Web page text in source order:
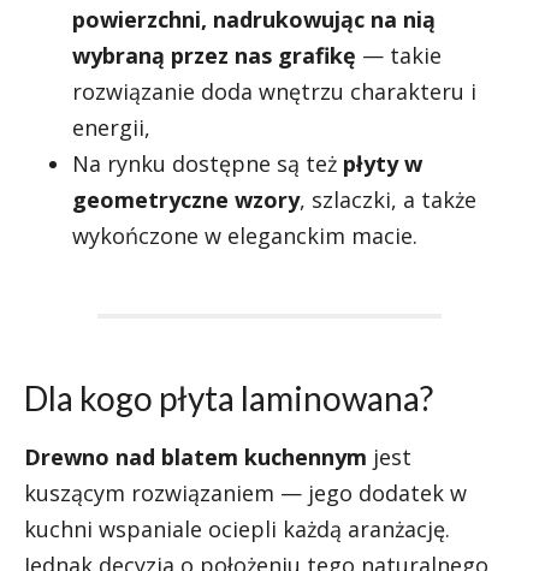
powierzchni, nadrukowując na nią
wybraną przez nas grafikę — takie
rozwiązanie doda wnętrzu charakteru i
energii,
Na rynku dostępne są też płyty w
geometryczne wzory, szlaczki, a także
wykończone w eleganckim macie.
Dla kogo płyta laminowana?
Drewno nad blatem kuchennym jest
kuszącym rozwiązaniem — jego dodatek w
kuchni wspaniale ociepli każdą aranżację.